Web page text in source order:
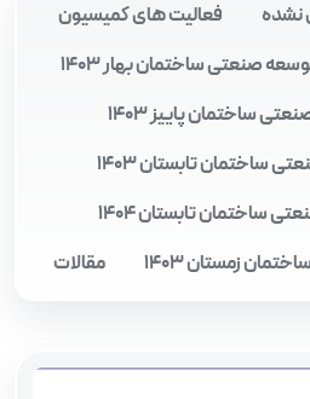
نشده
فعالیت های کمیسیون
صنعتی ساختمان بهار 1403
ساختمان پاییز 1403
ساختمان تابستان 1403
ساختمان تابستان 1404
زمستان 1403
مقالات